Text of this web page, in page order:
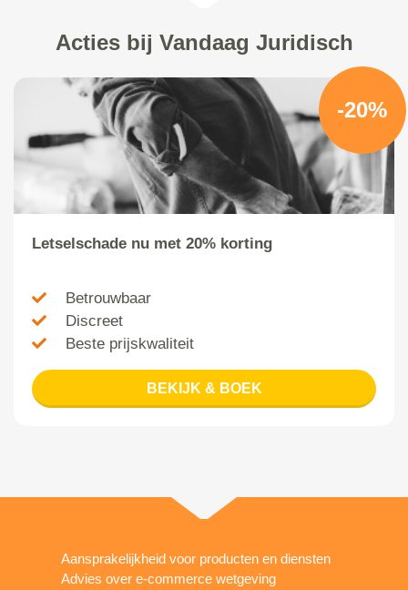
Acties bij Vandaag Juridisch
-20%
Letselschade nu met 20% korting
Betrouwbaar
Discreet
Beste prijskwaliteit
BEKIJK & BOEK
Aansprakelijkheid voor producten en diensten
Advies over e-commerce wetgeving